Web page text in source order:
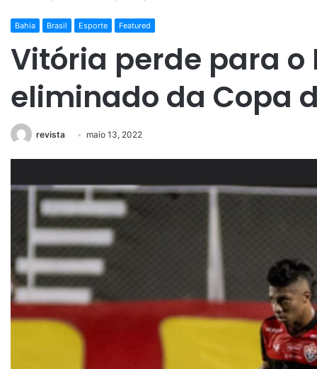
Bahia Brasil Esporte Featured
Vitória perde para o
eliminado da Copa
revista maio 13, 2022